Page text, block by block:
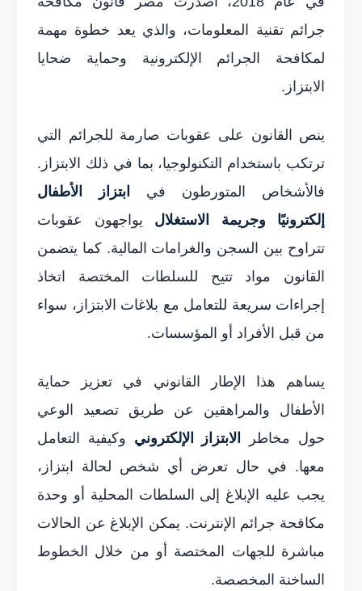
جرائم تقنية المعلومات، والذي يعد خطوة مهمة
لمكافحة الجرائم الإلكترونية وحماية ضحايا
الابتزاز.
ينص القانون على عقوبات صارمة للجرائم التي
ترتكب باستخدام التكنولوجيا، بما في ذلك الابتزاز.
فالأشخاص المتورطون في
ابتزاز الأطفال
إلكترونيًا وجريمة الاستغلال يواجهون عقوبات
تتراوح بين السجن والغرامات المالية. كما يتضمن
القانون مواد تتيح للسلطات المختصة اتخاذ
إجراءات سريعة للتعامل مع بلاغات الابتزاز، سواء
من قبل الأفراد أو المؤسسات.
يساهم هذا الإطار القانوني في تعزيز حماية
الأطفال والمراهقين عن طريق تصعيد الوعي
حول مخاطر
الابتزاز الإلكتروني وكيفية التعامل
معها. في حال تعرض أي شخص لحالة ابتزاز،
يجب عليه الإبلاغ إلى السلطات المحلية أو وحدة
مكافحة جرائم الإنترنت. يمكن الإبلاغ عن الحالات
مباشرة للجهات المختصة أو من خلال الخطوط
الساخنة المخصصة.